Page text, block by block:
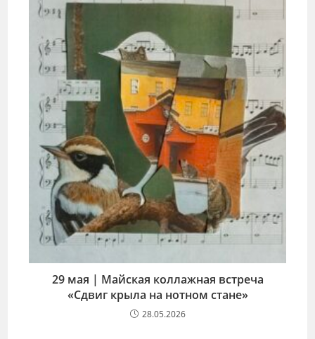
29 мая | Майская коллажная встреча
«Сдвиг крыла на нотном стане»
28.05.2026